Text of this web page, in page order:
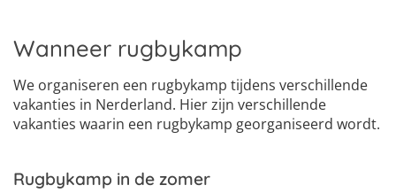
Wanneer rugbykamp
We organiseren een rugbykamp tijdens verschillende
vakanties in Nerderland. Hier zijn verschillende
vakanties waarin een rugbykamp georganiseerd wordt.
Rugbykamp in de zomer